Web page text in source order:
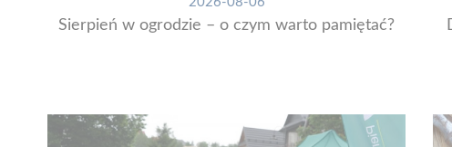
Sierpień w ogrodzie – o czym warto pamiętać?